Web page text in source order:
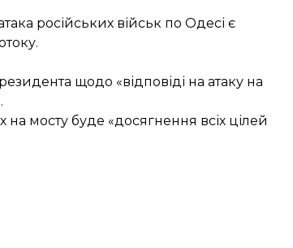
російських військ по Одесі є
щодо «відповіді на атаку на
мосту буде «досягнення всіх цілей